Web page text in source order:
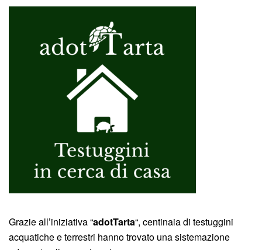
Grazie all’iniziativa “adotTarta“, centinaia di testuggini
acquatiche e terrestri hanno trovato una sistemazione